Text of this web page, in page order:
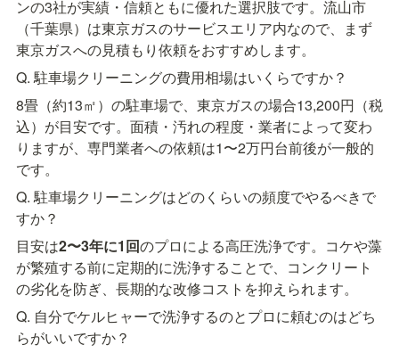
ンの3社が実績・信頼ともに優れた選択肢です。流山市
（千葉県）は東京ガスのサービスエリア内なので、まず
東京ガスへの見積もり依頼をおすすめします。
Q. 駐車場クリーニングの費用相場はいくらですか？
8畳（約13㎡）の駐車場で、東京ガスの場合13,200円（税
込）が目安です。面積・汚れの程度・業者によって変わ
りますが、専門業者への依頼は1〜2万円台前後が一般的
です。
Q. 駐車場クリーニングはどのくらいの頻度でやるべきで
すか？
目安は2〜3年に1回のプロによる高圧洗浄です。コケや藻
が繁殖する前に定期的に洗浄することで、コンクリート
の劣化を防ぎ、長期的な改修コストを抑えられます。
Q. 自分でケルヒャーで洗浄するのとプロに頼むのはどち
らがいいですか？